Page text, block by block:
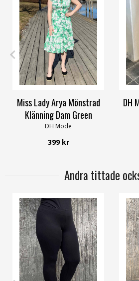
XL/XXL
Miss Lady Arya Mönstrad
Klänning Dam Green
DH Mode
399 kr
DH
Andra tittade